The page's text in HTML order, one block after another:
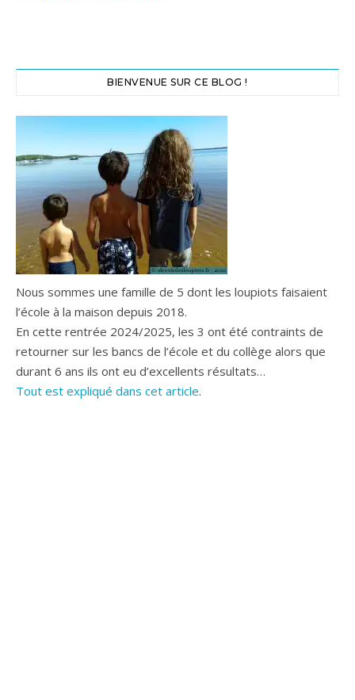
BIENVENUE SUR CE BLOG !
Nous sommes une famille de 5 dont les loupiots faisaient
l’école à la maison depuis 2018.
En cette rentrée 2024/2025, les 3 ont été contraints de
retourner sur les bancs de l’école et du collège alors que
durant 6 ans ils ont eu d’excellents résultats…
Tout est expliqué dans cet article.